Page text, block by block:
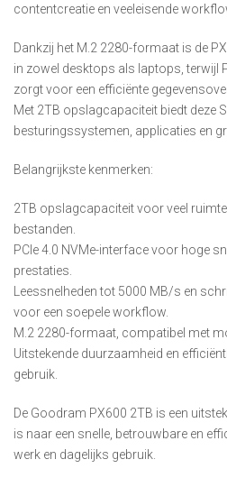
contentcreatie en veeleisende
Dankzij het M.2 2280-formaat is de
in zowel desktops als laptops, terwijl
zorgt voor een efficiënte
Met 2TB opslagcapaciteit biedt deze
besturingssystemen, applicaties en
Belangrijkste kenmerken:
2TB opslagcapaciteit voor veel
bestanden.
PCIe 4.0 NVMe-interface voor hoge
prestaties.
Leessnelheden tot 5000 MB/s en
voor een soepele workflow.
M.2 2280-formaat, compatibel met
Uitstekende duurzaamheid en
gebruik.
De Goodram PX600 2TB is een
is naar een snelle, betrouwbare en
werk en dagelijks gebruik.